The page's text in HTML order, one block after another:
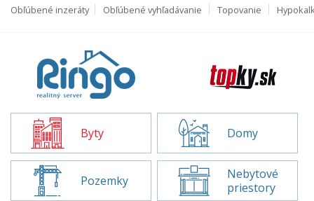
Obľúbené inzeráty Obľúbené vyhľadávanie Topovanie
Byty Domy
Pozemky
Nebytové
priestory